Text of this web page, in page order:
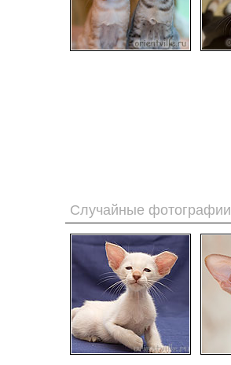
Случайные фотографии